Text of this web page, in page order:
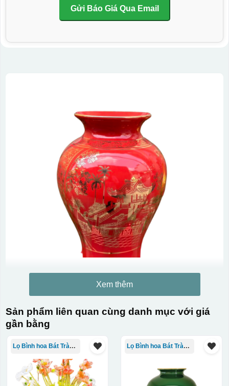
Gửi Báo Giá Qua Email
Xem thêm
Sản phẩm liên quan cùng danh mục với giá
gần bằng
Lọ Bình hoa Bát Tràng in logo Lọ Bình hoa Bát Tràng in logo